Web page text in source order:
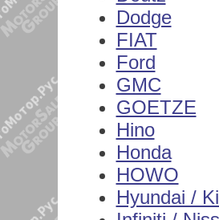
Dodge
FIAT
Ford
GMC
GOETZE
Hino
Honda
HOWO
Hyundai /